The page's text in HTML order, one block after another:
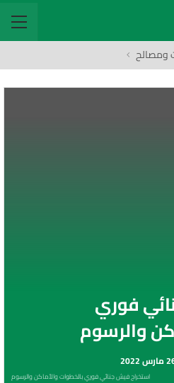
ومصالح
فوري
والرسوم
2022
استخراج فيش جنائي فوري بالخطوات والأماكن والرسوم